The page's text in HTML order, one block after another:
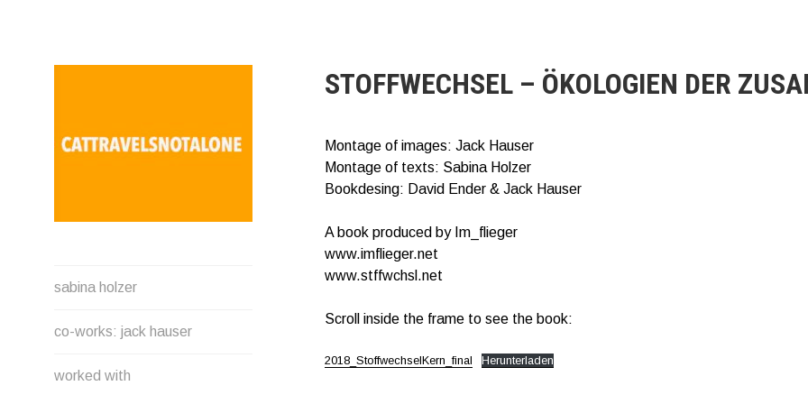
performance-artist. writer.
cattravels[at]silverserver.at
sabina holzer
co-works: jack hauser
worked with
STOFFWECHSEL – ÖKOLOGIEN DER
Montage of images: Jack Hauser
Montage of texts: Sabina Holzer
Bookdesing: David Ender & Jack Hauser
A book produced by Im_flieger
www.imflieger.net
www.stffwchsl.net
Scroll inside the frame to see the book:
2018_StoffwechselKern_final Herunterladen